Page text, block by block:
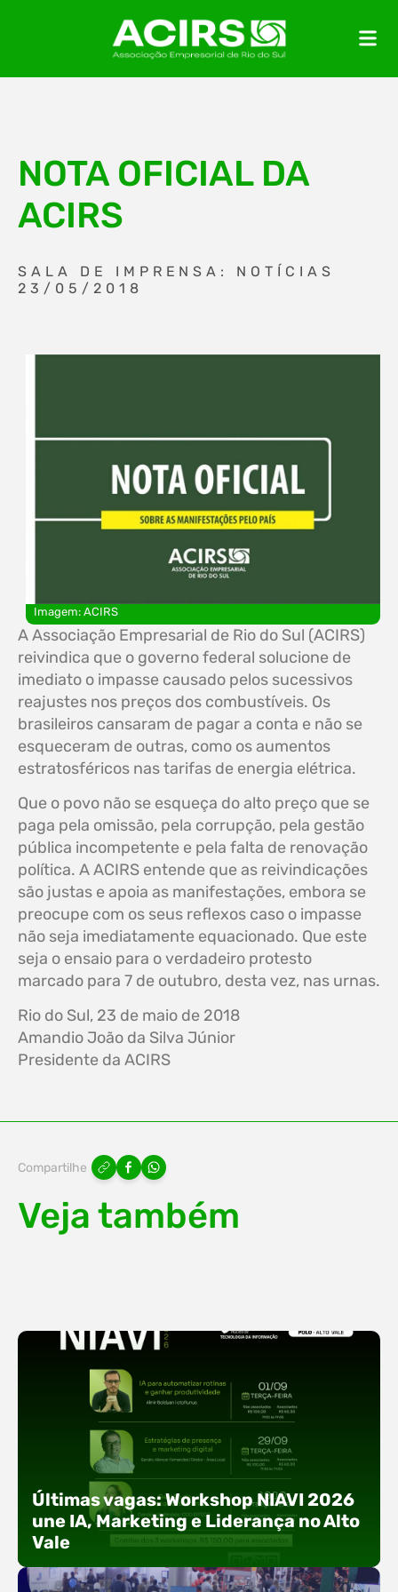
NOTA OFICIAL DA
ACIRS
SALA DE IMPRENSA: NOTÍCIAS
23/05/2018
Imagem: ACIRS
A Associação Empresarial de Rio do Sul (ACIRS)
reivindica que o governo federal solucione de
imediato o impasse causado pelos sucessivos
reajustes nos preços dos combustíveis. Os
brasileiros cansaram de pagar a conta e não se
esqueceram de outras, como os aumentos
estratosféricos nas tarifas de energia elétrica.
Que o povo não se esqueça do alto preço que se
paga pela omissão, pela corrupção, pela gestão
pública incompetente e pela falta de renovação
política. A ACIRS entende que as reivindicações
são justas e apoia as manifestações, embora se
preocupe com os seus reflexos caso o impasse
não seja imediatamente equacionado. Que este
seja o ensaio para o verdadeiro protesto
marcado para 7 de outubro, desta vez, nas urnas.
Rio do Sul, 23 de maio de 2018
Amandio João da Silva Júnior
Presidente da ACIRS
Compartilhe
Veja também
Últimas vagas: Workshop NIAVI 2026
une IA, Marketing e Liderança no Alto
Vale